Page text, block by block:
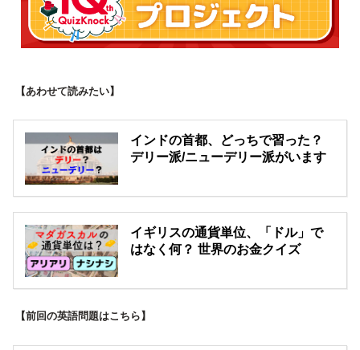
【あわせて読みたい】
インドの首都、どっちで習った？
デリー派/ニューデリー派がいます
イギリスの通貨単位、「ドル」で
はなく何？ 世界のお金クイズ
【前回の英語問題はこちら】